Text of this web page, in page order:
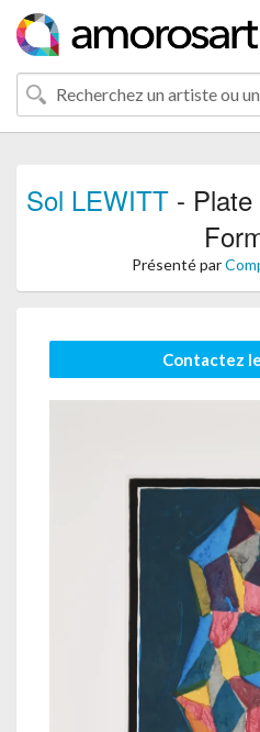
Sol LEWITT- Plate
Présenté par
Contactez